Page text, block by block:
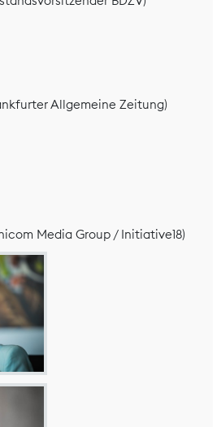
Allgemeine Zeitung)
Media Group / Initiative18)